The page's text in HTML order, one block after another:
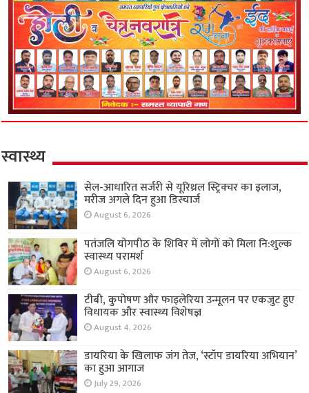
स्वास्थ्य
सेल-आधारित सर्जरी से यूरिथ्रल स्ट्रिक्चर का इलाज,
मरीज अगले दिन हुआ डिस्चार्ज
August 6, 2026
पतंजलि योगपीठ के शिविर में लोगों को मिला नि:शुल्क
स्वास्थ्य परामर्श
August 6, 2026
टीबी, कुपोषण और फाइलेरिया उन्मूलन पर एकजुट हुए
विधायक और स्वास्थ्य विशेषज्ञ
August 4, 2026
डायरिया के खिलाफ जंग तेज, ‘स्टॉप डायरिया अभियान’
का हुआ आगाज
July 29, 2026